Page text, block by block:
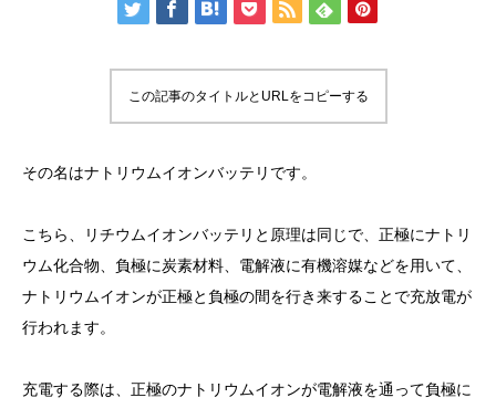
この記事のタイトルとURLをコピーする
その名はナトリウムイオンバッテリです。
こちら、リチウムイオンバッテリと原理は同じで、正極にナトリ
ウム化合物、負極に炭素材料、電解液に有機溶媒などを用いて、
ナトリウムイオンが正極と負極の間を行き来することで充放電が
行われます。
充電する際は、正極のナトリウムイオンが電解液を通って負極に